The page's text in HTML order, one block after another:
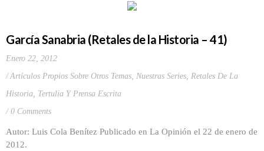
García Sanabria (Retales de la Historia – 41)
Enero 22, 2012
Artículos Propios Sobre Otros Temas, Nuestras Series, Retales De La
Historia, Tertulia Y Prensa Escrita
0 Comments
Autor: Luis Cola Benítez Publicado en La Opinión el 22 de enero de
2012.